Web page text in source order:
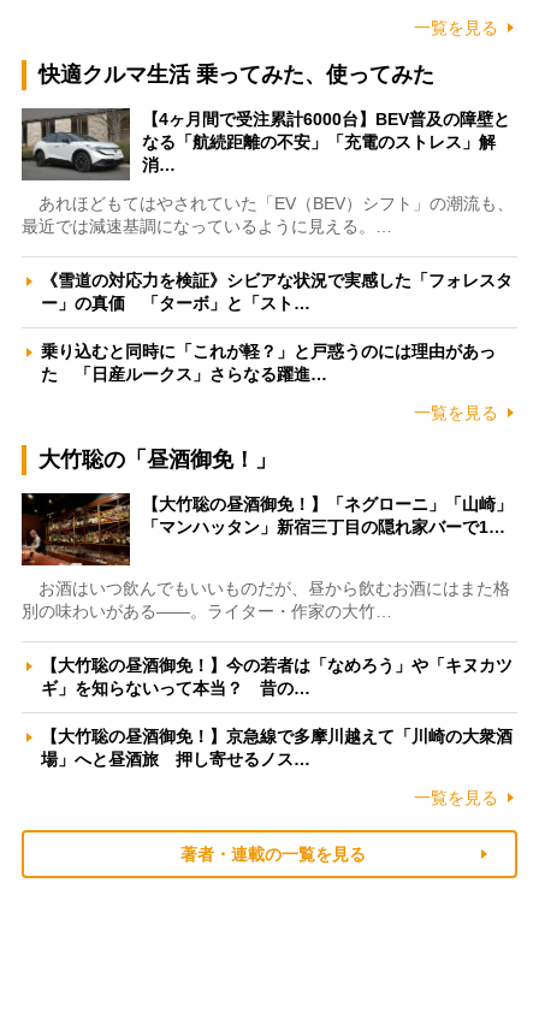
一覧を見る
快適クルマ生活 乗ってみた、使ってみた
【4ヶ月間で受注累計6000台】BEV普及の障壁と
なる「航続距離の不安」「充電のストレス」解
消…
あれほどもてはやされていた「EV（BEV）シフト」の潮流も、
最近では減速基調になっているように見える。…
《雪道の対応力を検証》シビアな状況で実感した「フォレスタ
ー」の真価 「ターボ」と「スト…
乗り込むと同時に「これが軽？」と戸惑うのには理由があっ
た 「日産ルークス」さらなる躍進…
一覧を見る
大竹聡の「昼酒御免！」
【大竹聡の昼酒御免！】「ネグローニ」「山崎」
「マンハッタン」新宿三丁目の隠れ家バーで1…
お酒はいつ飲んでもいいものだが、昼から飲むお酒にはまた格
別の味わいがある――。ライター・作家の大竹…
【大竹聡の昼酒御免！】今の若者は「なめろう」や「キヌカツ
ギ」を知らないって本当？ 昔の…
【大竹聡の昼酒御免！】京急線で多摩川越えて「川崎の大衆酒
場」へと昼酒旅 押し寄せるノス…
一覧を見る
著者・連載の一覧を見る